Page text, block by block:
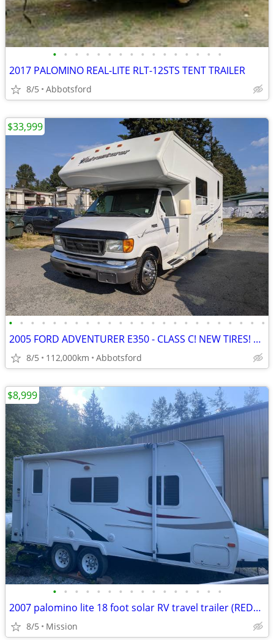
• • • • • • • • • • • • • • • •
2017 PALOMINO REAL-LITE RLT-12STS TENT TRAILER
8/5 Abbotsford
• • • • • • • • • • • • • • • • • • • • • • • •
2005 FORD ADVENTURER E350 - CLASS C! NEW TIRES! 23 FEET! NO ACCIDENTS!
8/5 112,000km Abbotsford
$33,999
• • • • • • • • • • • • • • • •
2007 palomino lite 18 foot solar RV travel trailer (REDUCED PRICE!)
8/5 Mission
$8,999